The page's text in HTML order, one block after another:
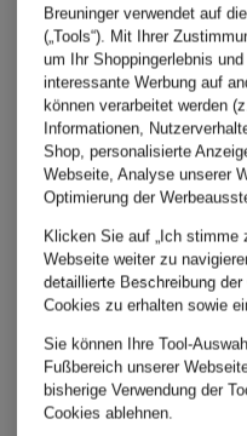
self-
portrait
Breuninger verwendet auf
(„Tools“). Mit Ihrer
um Ihr Shoppingerlebnis
interessante Werbung auf
können verarbeitet werden
Informationen,
Shop, personalisierte
Webseite, Analyse unserer
Optimierung der
Klicken Sie auf „Ich stimme
Webseite weiter zu
detaillierte Beschreibung
Cookies zu erhalten sowie
Sie können Ihre Tool-
Fußbereich unserer
bisherige Verwendung der
Cookies ablehnen.